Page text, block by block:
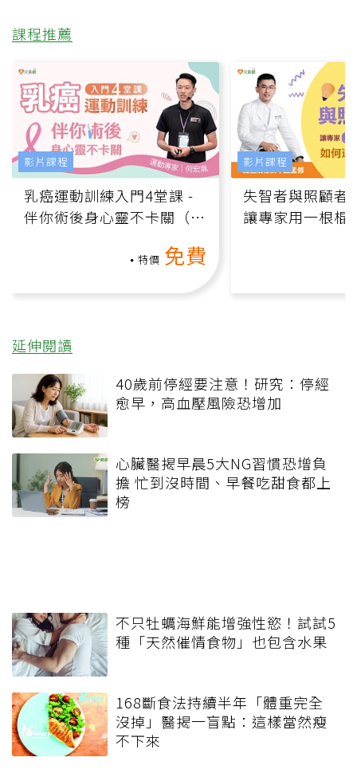
課程推薦
乳癌運動訓練入門4堂課 -
伴你術後身心靈不卡關（線
特價 免費
影片課程
失智者與照顧者
讓專家用一根棍
影片課程
延伸閱讀
40歲前停經要注意！研究：停經
愈早，高血壓風險恐增加
心臟醫揭早晨5大NG習慣恐增負
擔 忙到沒時間、早餐吃甜食都上
榜
不只牡蠣海鮮能增強性慾！試試5
種「天然催情食物」也包含水果
168斷食法持續半年「體重完全
沒掉」醫揭一盲點：這樣當然瘦
不下來